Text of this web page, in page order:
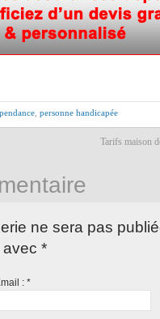
personne handicapée
Tarifs maison
ne sera pas
*
:*